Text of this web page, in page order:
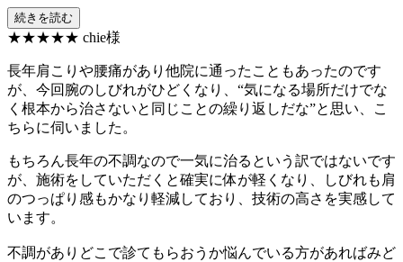
続きを読む
★★★★★ chie様
長年肩こりや腰痛があり他院に通ったこともあったのです
が、今回腕のしびれがひどくなり、“気になる場所だけでな
く根本から治さないと同じことの繰り返しだな”と思い、こ
ちらに伺いました。
もちろん長年の不調なので一気に治るという訳ではないです
が、施術をしていただくと確実に体が軽くなり、しびれも肩
のつっぱり感もかなり軽減しており、技術の高さを実感して
います。
不調がありどこで診てもらおうか悩んでいる方があればみど